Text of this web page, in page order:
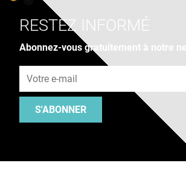
RESTEZ INFORMÉ
Abonnez-vous gratuitement à notre
S'ABONNER